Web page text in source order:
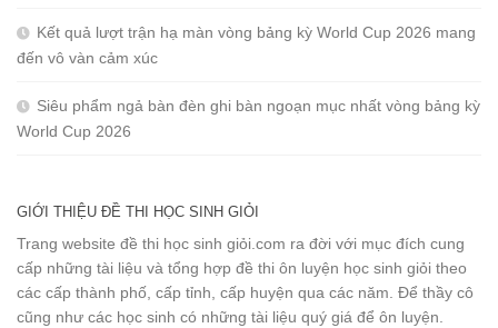
Kết quả lượt trận hạ màn vòng bảng kỳ World Cup 2026 mang
đến vô vàn cảm xúc
Siêu phẩm ngả bàn đèn ghi bàn ngoạn mục nhất vòng bảng kỳ
World Cup 2026
GIỚI THIỆU ĐỀ THI HỌC SINH GIỎI
Trang website đề thi học sinh giỏi.com ra đời với mục đích cung
cấp những tài liệu và tổng hợp đề thi ôn luyện học sinh giỏi theo
các cấp thành phố, cấp tỉnh, cấp huyện qua các năm. Để thầy cô
cũng như các học sinh có những tài liệu quý giá để ôn luyện.